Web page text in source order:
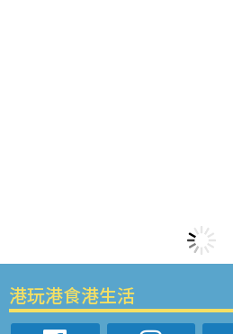
港玩港食港生活